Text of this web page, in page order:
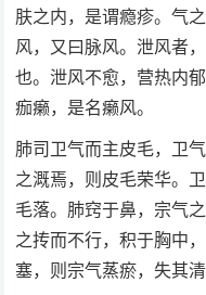
肤之内，是谓瘾疹。气
风，又曰脉风。泄风者
也。泄风不愈，营热内
痂癞，是名癞风。
肺司卫气而主皮毛，卫
之溉焉，则皮毛荣华。
毛落。肺窍于鼻，宗气
之抟而不行，积于胸中
塞，则宗气蒸瘀，失其